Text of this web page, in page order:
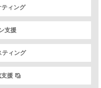
ティング
支援
ティング
援